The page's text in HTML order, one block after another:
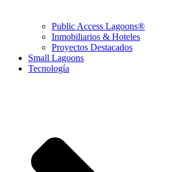
Public Access Lagoons®
Inmobiliarios & Hoteles
Proyectos Destacados
Small Lagoons
Tecnología